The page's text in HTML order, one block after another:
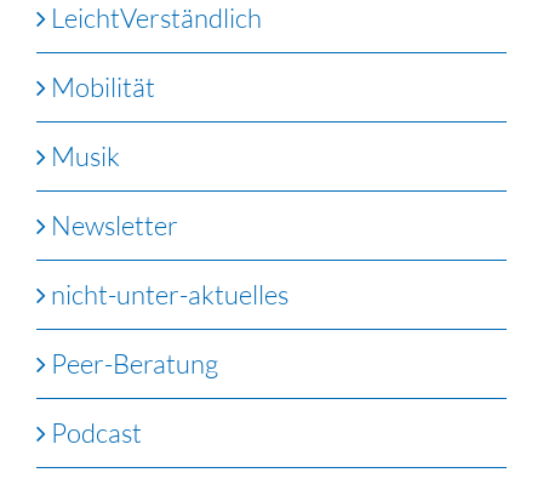
LeichtVerständlich
Mobilität
Musik
Newsletter
nicht-unter-aktuelles
Peer-Beratung
Podcast